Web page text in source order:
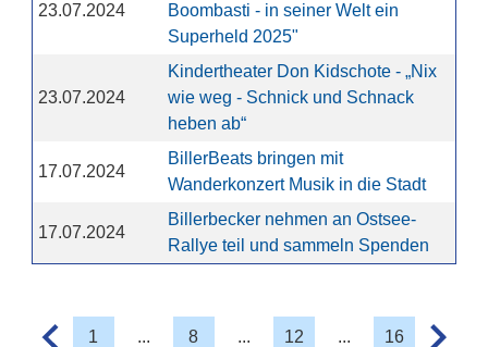
23.07.2024
Boombasti - in seiner Welt ein
Superheld 2025"
23.07.2024
Kindertheater Don Kidschote - „Nix
wie weg - Schnick und Schnack
heben ab“
17.07.2024
BillerBeats bringen mit
Wanderkonzert Musik in die Stadt
17.07.2024
Billerbecker nehmen an Ostsee-
Rallye teil und sammeln Spenden
1 ... 8 ... 12 ... 16